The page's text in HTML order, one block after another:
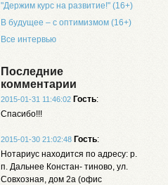
"Держим курс на развитие!" (16+)
В будущее – с оптимизмом (16+)
Все интервью
Последние
комментарии
2015-01-31 11:46:02 Гость:
Спасибо!!!
2015-01-30 21:02:48 Гость:
Нотариус находится по адресу: р.
п. Дальнее Констан- тиново, ул.
Совхозная, дом 2а (офис